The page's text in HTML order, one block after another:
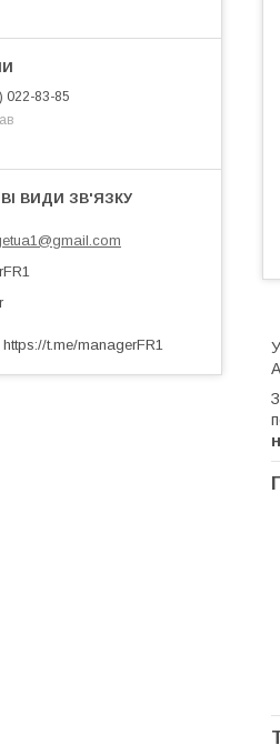
022-83-85
https://t.me/managerFR1